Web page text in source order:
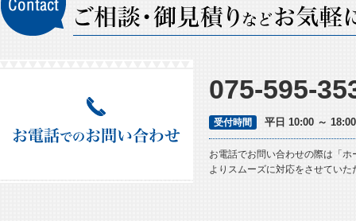
075-595-
受付時間 平日 10:00 ～
お電話でお問い合わせの際は「
よりスムーズに対応をさせてい